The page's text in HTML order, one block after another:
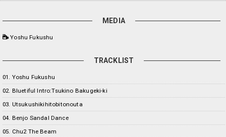
MEDIA
Yoshu Fukushu
TRACKLIST
01. Yoshu Fukushu
02. Bluetiful Intro:Tsukino Bakugeki-ki
03. Utsukushikihitobitonouta
04. Benjo Sandal Dance
05. Chu2 The Beam